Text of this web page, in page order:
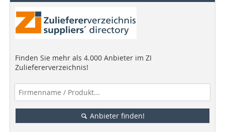
Finden Sie mehr als 4.000 Anbieter im ZI
Zuliefererverzeichnis!
Anbieter finden!